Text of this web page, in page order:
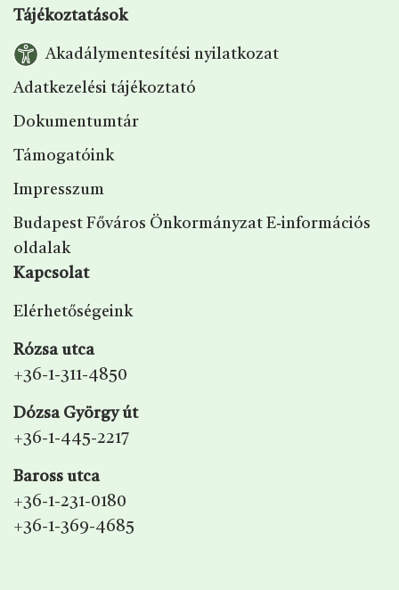
Tájékoztatások
Akadálymentesítési nyilatkozat
Adatkezelési tájékoztató
Dokumentumtár
Támogatóink
Impresszum
Budapest Főváros Önkormányzat E‑információs
oldalak
Kapcsolat
Elérhetőségeink
Rózsa utca
+36-1-311-4850
Dózsa György út
+36-1-445-2217
Baross utca
+36-1-231-0180
+36-1-369-4685